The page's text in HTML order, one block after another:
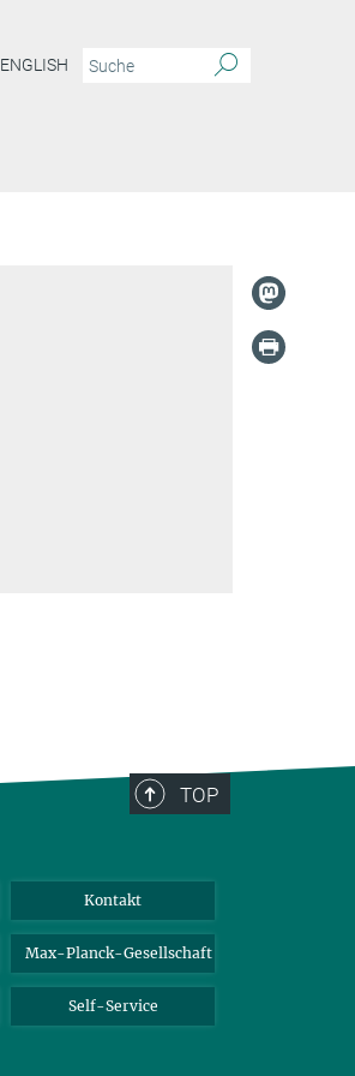
ENGLISH
TOP
Kontakt
Max-Planck-Gesellschaft
Self-Service